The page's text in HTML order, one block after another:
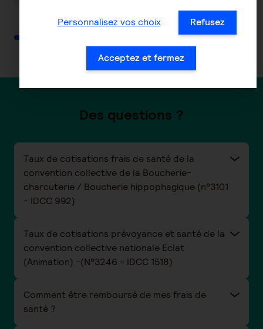
Des questions ?
Taux de cotisations frais de santé de la
convention collective de la Boucherie-
charcuterie / Boucherie hippophagique (n°3101
- IDCC 992)
Taux de cotisations prévoyance et santé de la
convention collective nationale Eclat
(Animation) -(N°3246 - IDCC 1518)
Comment être remboursé de mes frais de
santé ?
Personnalisez vos choix Refusez
Acceptez et fermez